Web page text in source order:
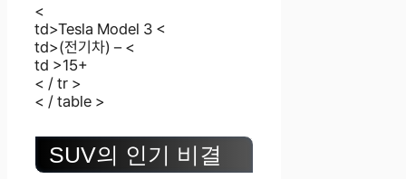
<
td>Tesla Model 3 <
td>(전기차) – <
td >15+
< / tr >
< / table >
SUV의 인기 비결